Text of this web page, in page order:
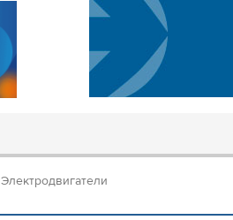
Электродвигатели